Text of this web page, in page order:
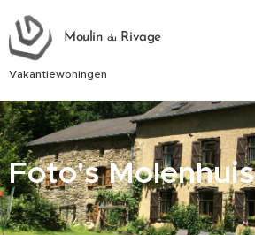
Moulin du Rivage
Vakantiewoningen
Foto's Molenhuis